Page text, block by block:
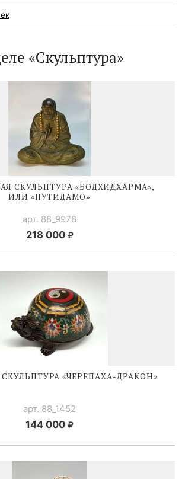
«Скульптура»
СКУЛЬПТУРА «БОДХИДХАРМА»,
ИЛИ «ПУТИДАМО»
арт. 88_9978
218 000
«ЧЕРЕПАХА-ДРАКОН»
арт. 88_1452
144 000